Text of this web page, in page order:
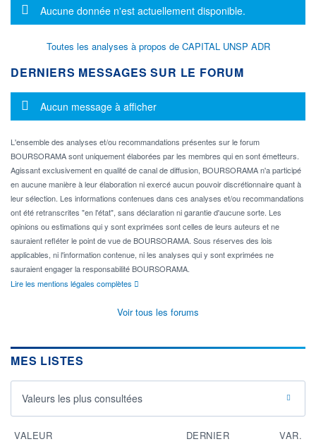
Message d'information
Aucune donnée n'est actuellement disponible.
Toutes les analyses à propos de CAPITAL UNSP ADR
DERNIERS MESSAGES SUR LE FORUM
Message d'information
Aucun message à afficher
L'ensemble des analyses et/ou recommandations présentes sur le forum
BOURSORAMA sont uniquement élaborées par les membres qui en sont émetteurs.
Agissant exclusivement en qualité de canal de diffusion, BOURSORAMA n'a participé
en aucune manière à leur élaboration ni exercé aucun pouvoir discrétionnaire quant à
leur sélection. Les informations contenues dans ces analyses et/ou recommandations
ont été retranscrites "en l'état", sans déclaration ni garantie d'aucune sorte. Les
opinions ou estimations qui y sont exprimées sont celles de leurs auteurs et ne
sauraient refléter le point de vue de BOURSORAMA. Sous réserves des lois
applicables, ni l'information contenue, ni les analyses qui y sont exprimées ne
sauraient engager la responsabilité BOURSORAMA.
Lire les mentions légales complètes
Voir tous les forums
MES LISTES
Valeurs les plus consultées
VALEUR DERNIER VAR.